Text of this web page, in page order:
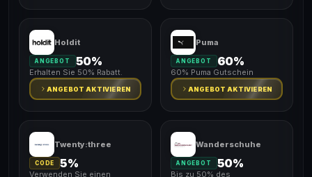
Holdit
ANGEBOT 50%
Erhalten Sie 50% Rabatt.
ANGEBOT AKTIVIEREN
Puma
ANGEBOT 60%
60% Puma Gutschein
ANGEBOT AKTIVIEREN
Twenty:three
CODE 5%
Verwenden Sie einen
Wanderschuhe
ANGEBOT 50%
Bis zu 50% des